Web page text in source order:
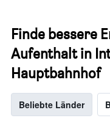
Finde bessere
Aufenthalt in
Hauptbahnhof
Beliebte Länder